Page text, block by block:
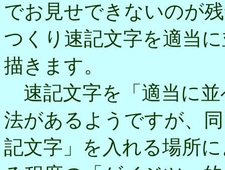
でお見せできないのが
つくり速記文字を適当
描きます。
速記文字を「適当に
法があるようですが、
記文字」を入れる場所